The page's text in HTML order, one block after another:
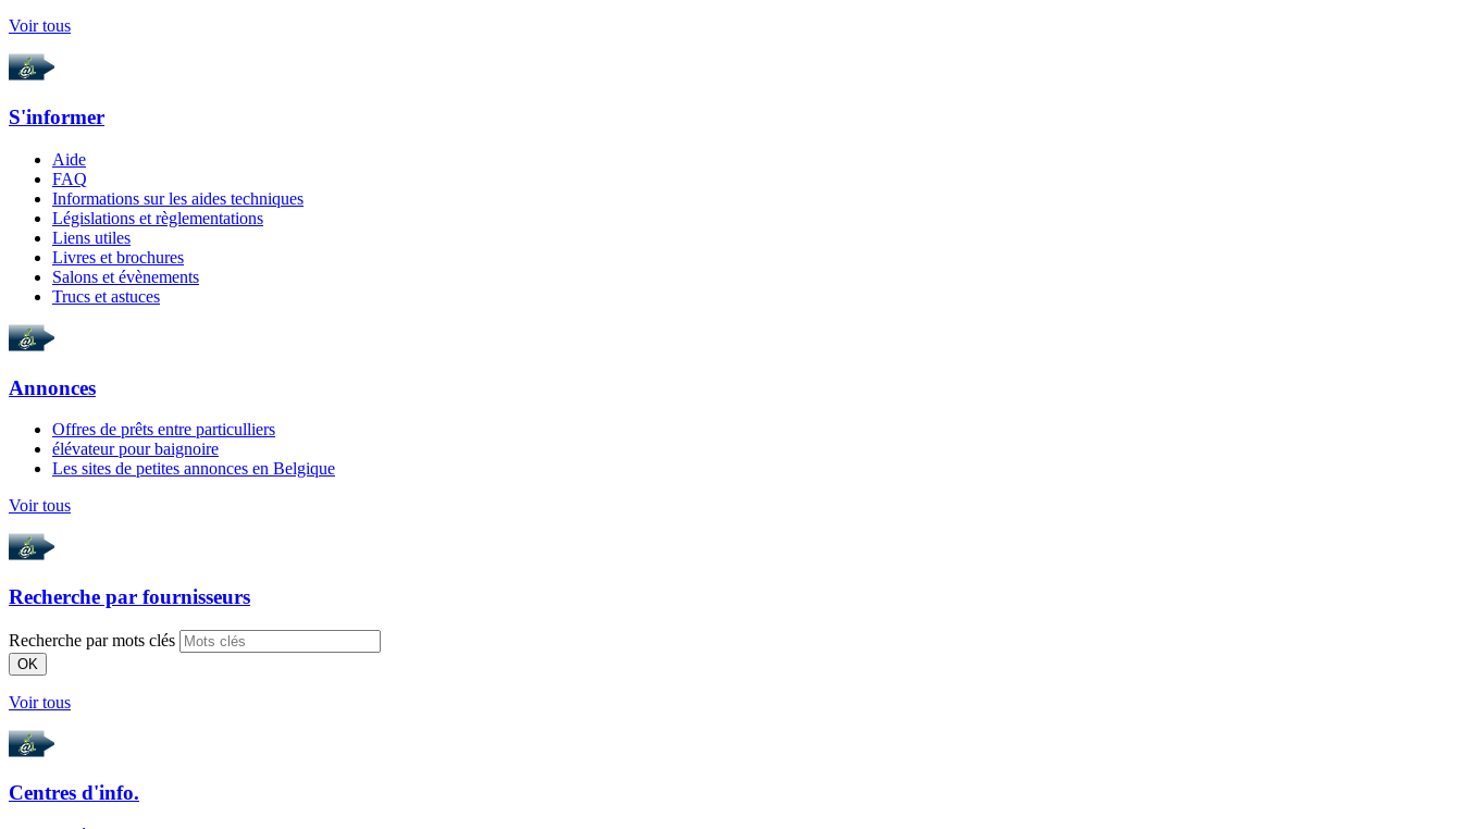
Voir tous
S'informer
Aide
FAQ
Informations sur les aides techniques
Législations et règlementations
Liens utiles
Livres et brochures
Salons et évènements
Trucs et astuces
Annonces
Offres de prêts entre particulliers
élévateur pour baignoire
Les sites de petites annonces en Belgique
Voir tous
Recherche par fournisseurs
Recherche par mots clés
OK
Voir tous
Centres d'info.